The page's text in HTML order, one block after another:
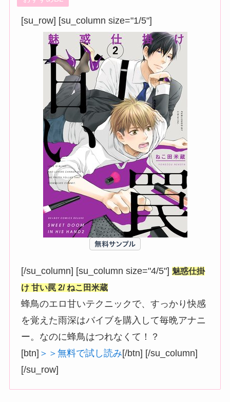
[su_row] [su_column size="1/5"]
[/su_column] [su_column size="4/5"] 魅惑仕掛
け 甘い罠 2/ ねこ田米蔵
蜂鳥のエロ甘いテクニックで、すっかり快感
を覚えた雨深はバイブを購入して毎晩アナニ
ー。なのに蜂鳥はつれなくて！？
[btn] ＞＞無料で試し読み[/btn] [/su_column]
[/su_row]